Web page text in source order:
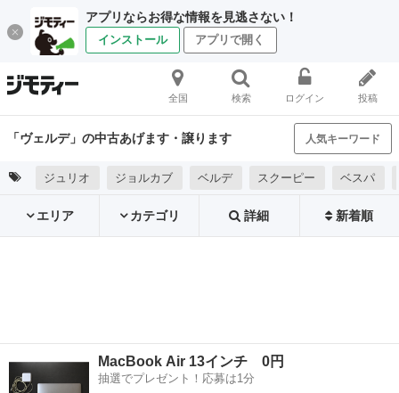
アプリならお得な情報を見逃さない！
インストール アプリで開く
全国 検索 ログイン 投稿
「ヴェルデ」の中古あげます・譲ります 人気キーワード
ジュリオ ジョルカブ ベルデ スクーピー ベスパ
エリア カテゴリ 詳細 新着順
MacBook Air 13インチ 0円
抽選でプレゼント！応募は1分